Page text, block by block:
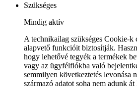
Szükséges
Mindig aktív
A technikailag szükséges Cookie-k
alapvető funkcióit biztosítják.
hogy lehetővé tegyék a termékek
vagy az ügyfélfiókba való
semmilyen következtetés levonása
származó adatot soha nem adunk